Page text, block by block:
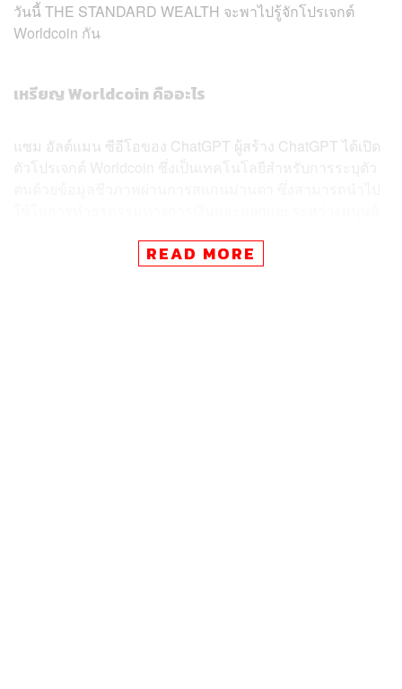
วันนี้ THE STANDARD WEALTH จะพาไปรู้จักโปรเจกต์
Worldcoin กัน
เหรียญ Worldcoin คืออะไร
แซม อัลต์แมน ซีอีโอของ ChatGPT ผู้สร้าง ChatGPT ได้เปิด
แยกแยะไม่ออกระหว่างมนุษย์กับโรบอต
READ MORE